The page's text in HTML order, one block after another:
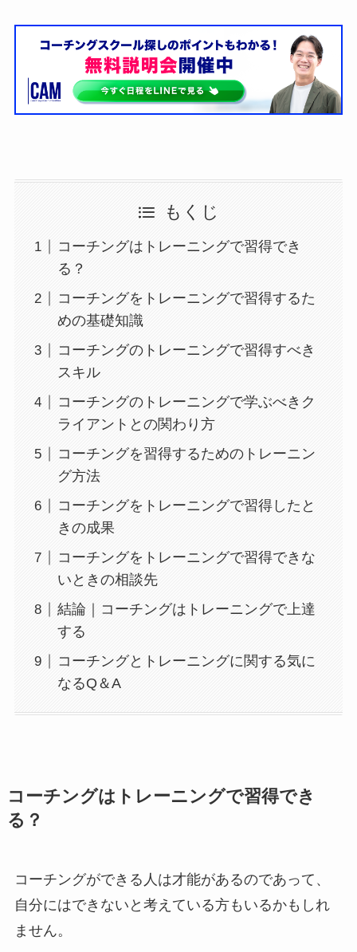
もくじ
コーチングはトレーニングで習得でき
る？
コーチングをトレーニングで習得するた
めの基礎知識
コーチングのトレーニングで習得すべき
スキル
コーチングのトレーニングで学ぶべきク
ライアントとの関わり方
コーチングを習得するためのトレーニン
グ方法
コーチングをトレーニングで習得したと
きの成果
コーチングをトレーニングで習得できな
いときの相談先
結論｜コーチングはトレーニングで上達
する
コーチングとトレーニングに関する気に
なるQ＆A
コーチングはトレーニングで習得でき
る？
コーチングができる人は才能があるのであって、
自分にはできないと考えている方もいるかもしれ
ません。